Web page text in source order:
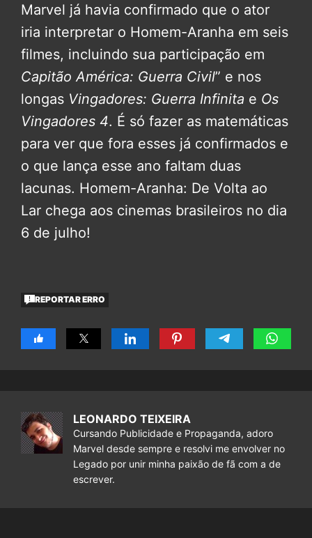
Marvel já havia confirmado que o ator
iria interpretar o Homem-Aranha em seis
filmes, incluindo sua participação em
Capitão América: Guerra Civil” e nos
longas Vingadores: Guerra Infinita e Os
Vingadores 4. É só fazer as matemáticas
para ver que fora esses já confirmados e
o que lança esse ano faltam duas
lacunas. Homem-Aranha: De Volta ao
Lar chega aos cinemas brasileiros no dia
6 de julho!
REPORTAR ERRO
LEONARDO TEIXEIRA
Cursando Publicidade e Propaganda, adoro
Marvel desde sempre e resolvi me envolver no
Legado por unir minha paixão de fã com a de
escrever.